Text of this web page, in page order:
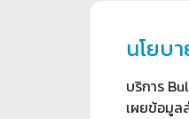
นโยบ
บริการ
เผยข้อมู